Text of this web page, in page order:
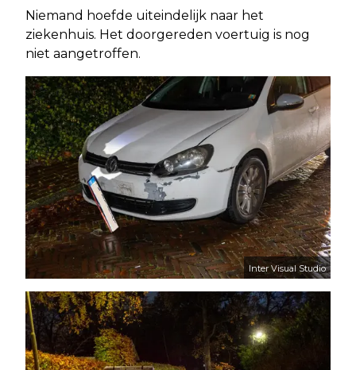
Niemand hoefde uiteindelijk naar het
ziekenhuis. Het doorgereden voertuig is nog
niet aangetroffen.
Inter Visual Studio